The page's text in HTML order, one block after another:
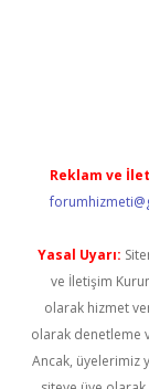
Reklam ve
Yasal Uyarı:
ve İletişim
olarak hizmet
olarak denetleme
Ancak, üyelerimiz